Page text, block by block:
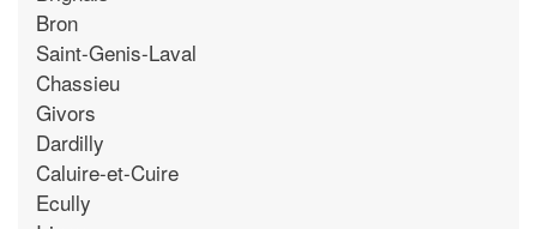
Bron
Saint-Genis-Laval
Chassieu
Givors
Dardilly
Caluire-et-Cuire
Ecully